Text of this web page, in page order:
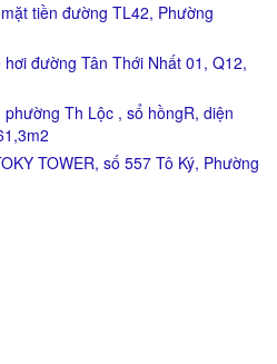
tiền đường TL42, Phường
đường Tân Thới Nhất 01, Q12,
Th Lộc , sổ hồngR, diện
TOWER, số 557 Tô Ký, Phường